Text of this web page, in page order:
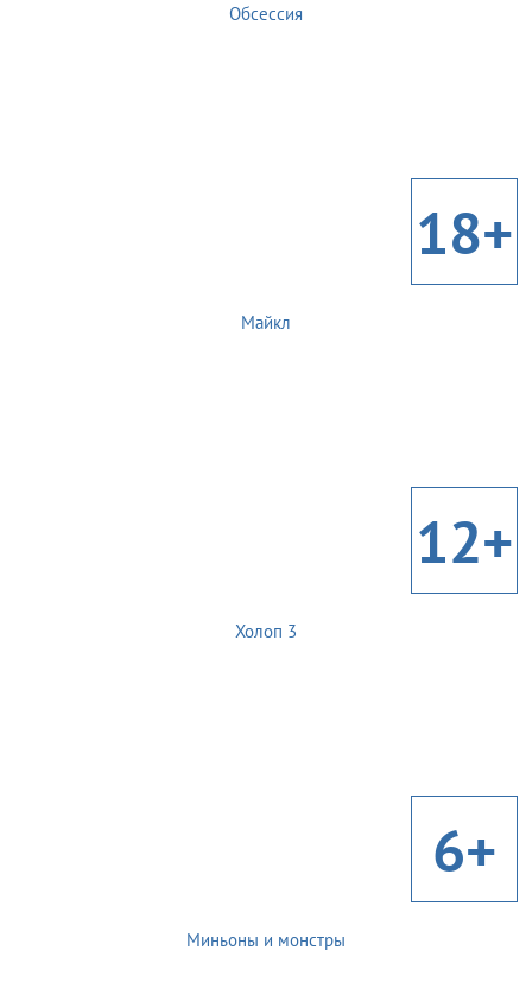
Обсессия
18+
Майкл
12+
Холоп 3
6+
Миньоны и монстры